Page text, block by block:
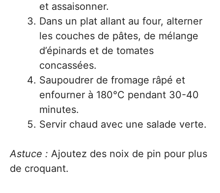
et assaisonner.
Dans un plat allant au four, alterner
les couches de pâtes, de mélange
d’épinards et de tomates
concassées.
Saupoudrer de fromage râpé et
enfourner à 180°C pendant 30-40
minutes.
Servir chaud avec une salade verte.
Astuce : Ajoutez des noix de pin pour plus
de croquant.